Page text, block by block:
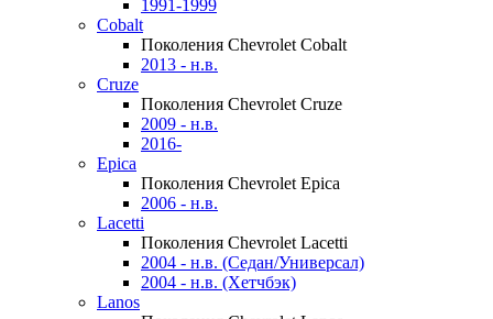
1991-1999
Cobalt
Поколения Chevrolet Cobalt
2013 - н.в.
Cruze
Поколения Chevrolet Cruze
2009 - н.в.
2016-
Epica
Поколения Chevrolet Epica
2006 - н.в.
Lacetti
Поколения Chevrolet Lacetti
2004 - н.в. (Седан/Универсал)
2004 - н.в. (Хетчбэк)
Lanos